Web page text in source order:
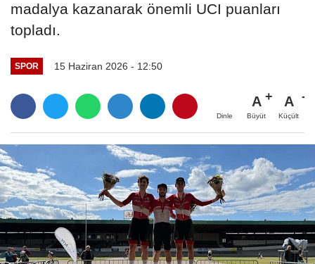
madalya kazanarak önemli UCI puanları
topladı.
SPOR 15 Haziran 2026 - 12:50
Dinle
A
Büyüt
A
Küçült